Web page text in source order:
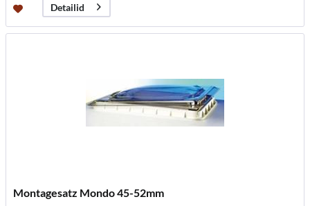
Detailid
Montagesatz Mondo 45-52mm